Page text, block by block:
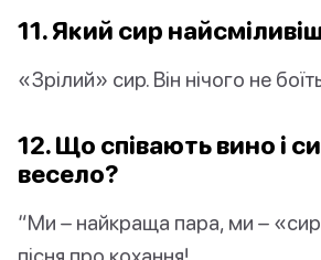
11. Який сир
«Зрілий» сир. Він нічого не
12. Що співають вино і
весело?
“Ми – найкраща пара, ми –